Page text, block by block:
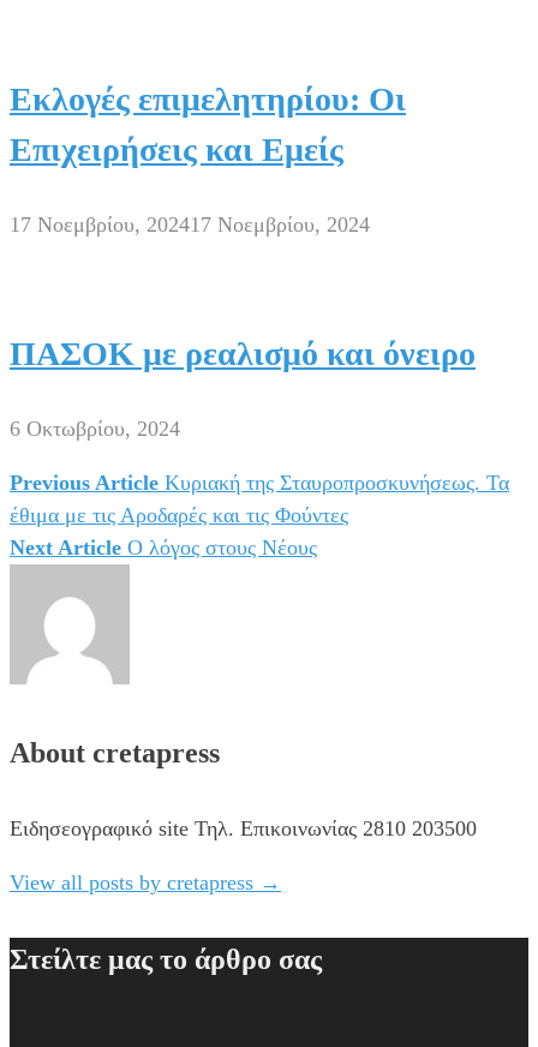
Εκλογές επιμελητηρίου: Οι
Επιχειρήσεις και Εμείς
17 Νοεμβρίου, 202417 Νοεμβρίου, 2024
ΠΑΣΟΚ με ρεαλισμό και όνειρο
6 Οκτωβρίου, 2024
Πλοήγηση
άρθρων
Previous Article Κυριακή της Σταυροπροσκυνήσεως. Τα
έθιμα με τις Αροδαρές και τις Φούντες
Next Article Ο λόγος στους Νέους
About cretapress
Ειδησεογραφικό site Τηλ. Επικοινωνίας 2810 203500
View all posts by cretapress →
Στείλτε μας το άρθρο σας